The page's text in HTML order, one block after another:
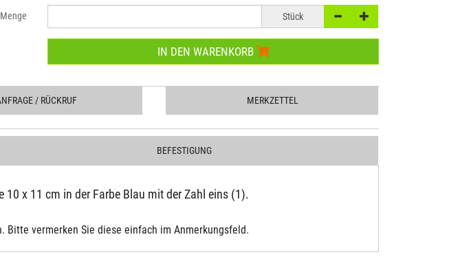
Menge Stück
IN DEN WARENKORB
/ RÜCKRUF MERKZETTEL
BEFESTIGUNG
x 11 cm in der Farbe Blau mit der Zahl eins (1).
Bitte vermerken Sie diese einfach im Anmerkungsfeld.